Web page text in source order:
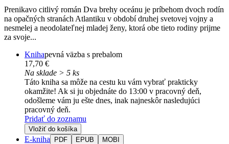
Prenikavo citlivý román Dva brehy oceánu je príbehom dvoch rodín
na opačných stranách Atlantiku v období druhej svetovej vojny a
nesmelej a neodolateľnej mladej ženy, ktorá obe tieto rodiny prijme
za svoje...
Knihapevná väzba s prebalom
17,70 €
Na sklade > 5 ks
Táto kniha sa môže na cestu ku vám vybrať prakticky
okamžite! Ak si ju objednáte do 13:00 v pracovný deň,
odošleme vám ju ešte dnes, inak najneskôr nasledujúci
pracovný deň.
Pridať do zoznamu
Vložiť do košíka
E-kniha PDF EPUB MOBI